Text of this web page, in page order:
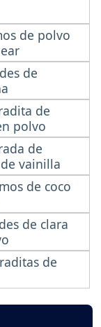
de polvo
de
de
polvo
de
vainilla
de coco
de clara
de